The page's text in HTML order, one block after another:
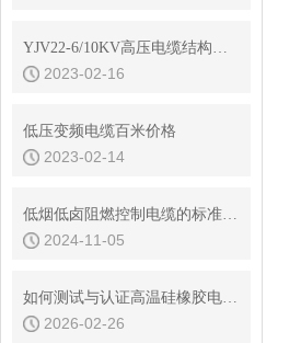
YJV22-6/10KV高压电缆结构参数
2023-02-16
低压变频电缆百米价格
2023-02-14
低烟低卤阻燃控制电缆的标准化进程
2024-11-05
如何测试与认证高温硅橡胶电缆的关键性能指标
2026-02-26